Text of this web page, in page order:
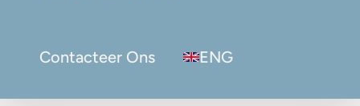
Contacteer Ons ENG